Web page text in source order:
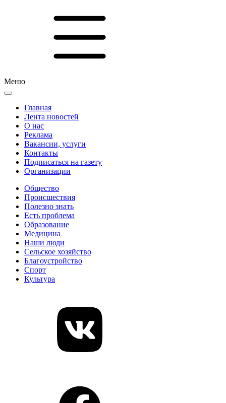
Меню
Главная
Лента новостей
О нас
Реклама
Вакансии, услуги
Контакты
Подписаться на газету
Организации
Общество
Происшествия
Полезно знать
Есть проблема
Образование
Медицина
Наши люди
Сельское хозяйство
Благоустройство
Спорт
Культура